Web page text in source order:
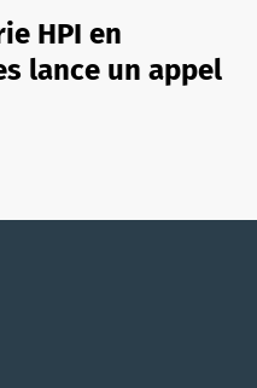
HPI en
lance un appel